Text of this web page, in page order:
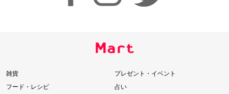
雑貨
フード・レシピ
プレゼント・イベント
占い